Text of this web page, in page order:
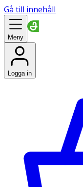
Gå till innehåll
Meny
Logga in